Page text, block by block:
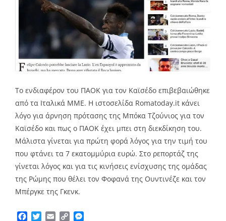
Το ενδιαφέρον του ΠΑΟΚ για τον Καϊσέδο επιβεβαιώθηκε
από τα Ιταλικά ΜΜΕ. Η ιστοσελίδα Romatoday.it κάνει
λόγο για άρνηση πρότασης της Μπόκα Τζούνιος για τον
Καϊσέδο και πως ο ΠΑΟΚ έχει μπει στη διεκδίκηση του.
Μάλιστα γίνεται για πρώτη φορά λόγος για την τιμή του
που φτάνει τα 7 εκατομμύρια ευρώ. Στο ρεπορτάζ της
γίνεται λόγος και για τις κινήσεις ενίσχυσης της ομάδας
της Ρώμης που θέλει τον Φοφανά της Ουντινέζε και τον
Μπέργκε της Γκενκ.
Facebook
TwitterEmailCopy